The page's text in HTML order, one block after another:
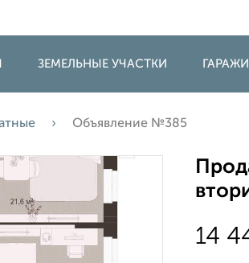
ЗЕМЕЛЬНЫЕ УЧАСТКИ
Объявление №385
14